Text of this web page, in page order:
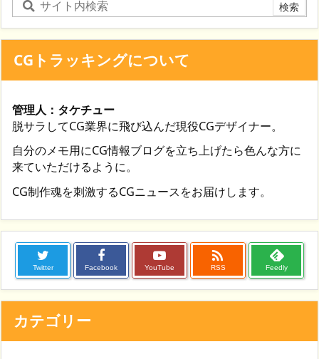
CGトラッキングについて
管理人：タケチュー
脱サラしてCG業界に飛び込んだ現役CGデザイナー。
自分のメモ用にCG情報ブログを立ち上げたら色んな方に
来ていただけるように。
CG制作魂を刺激するCGニュースをお届けします。
Twitter Facebook YouTube

RSS Feedly
カテゴリー